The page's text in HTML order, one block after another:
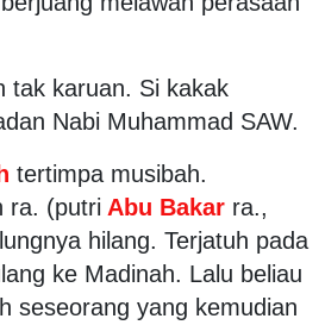
tak karuan. Si kakak
Nabi Muhammad SAW.
tertimpa musibah.
ra. (putri Abu Bakar ra.,
hilang. Terjatuh pada
ke Madinah. Lalu beliau
seseorang yang kemudian